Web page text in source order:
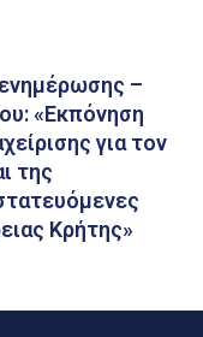
–
«Εκπόνηση
για τον
της
Κρήτης»